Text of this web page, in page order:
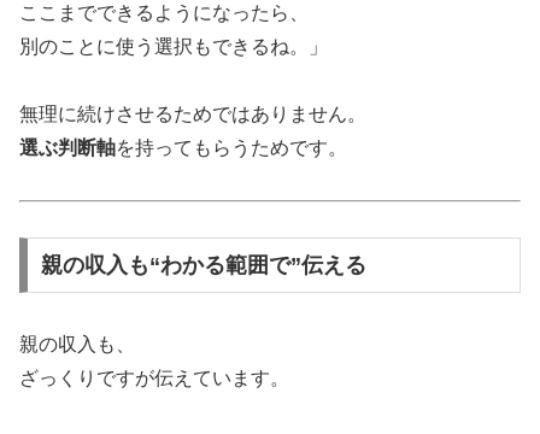
ここまでできるようになったら、
別のことに使う選択もできるね。」
無理に続けさせるためではありません。
選ぶ判断軸を持ってもらうためです。
親の収入も“わかる範囲で”伝える
親の収入も、
ざっくりですが伝えています。